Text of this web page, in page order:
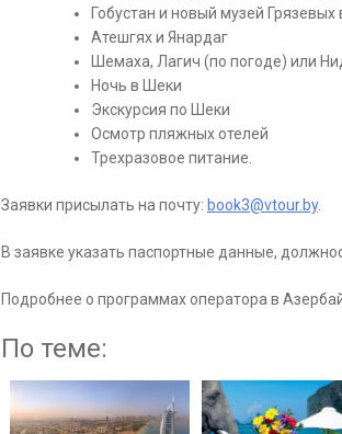
Гобустан и новый музей Грязевых
Атешгях и Янардаг
Шемаха, Лагич (по погоде) или
Ночь в Шеки
Экскурсия по Шеки
Осмотр пляжных отелей
Трехразовое питание.
Заявки присылать на почту: book3@vtour.by.
В заявке указать паспортные данные,
Подробнее о программах оператора в
По теме: